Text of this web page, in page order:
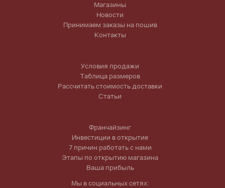
Магазины
Новости
Принимаем заказы на пошив
Контакты
Условия продажи
Таблица размеров
Рассчитать стоимость доставки
Статьи
Франчайзинг
Инвестиции в открытие
7 причин работать с нами
Этапы по открытию магазина
Ваша прибыль
Мы в социальных сетях: